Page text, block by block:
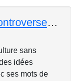
50 ans de Controverses Architecturales à Paris
sans
idées
ses mots de